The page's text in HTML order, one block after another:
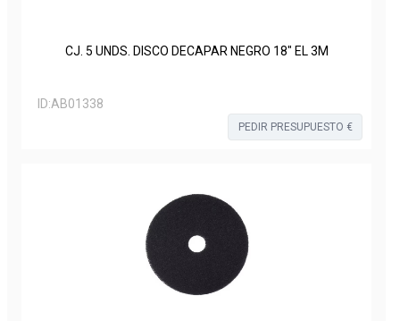
CJ. 5 UNDS. DISCO DECAPAR NEGRO 18" EL 3M
ID:AB01338
PEDIR PRESUPUESTO €